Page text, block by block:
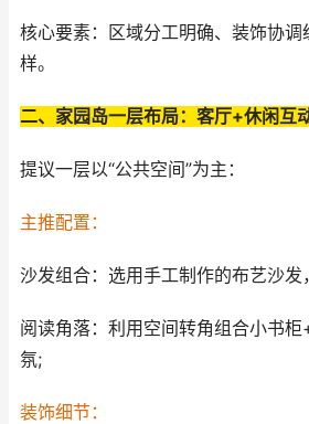
核心要素：区域分工明确、装饰协调
样。
二、家园岛一层布局：客厅+休闲互
提议一层以“公共空间”为主：
主推配置：
沙发组合：选用手工制作的布艺沙发
阅读角落：利用空间转角组合小书
氛;
装饰细节：